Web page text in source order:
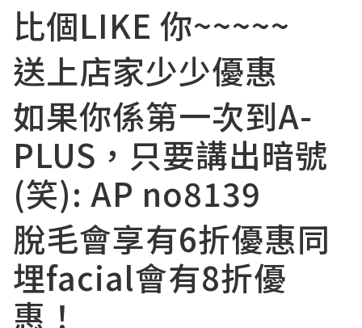
比個LIKE 你~~~~~
送上店家少少優惠
如果你係第一次到A-
PLUS，只要講出暗號
(笑): AP no8139
脫毛會享有6折優惠同
埋facial會有8折優
惠！